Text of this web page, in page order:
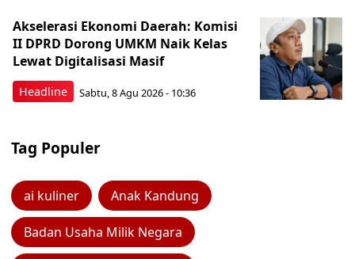
Headline
Akselerasi Ekonomi Daerah: Komisi
II DPRD Dorong UMKM Naik Kelas
Lewat Digitalisasi Masif
Sabtu, 8 Agu 2026 - 10:36
Tag Populer
ai kuliner Anak Kandung
Badan Usaha Milik Negara